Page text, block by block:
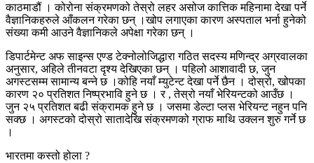
काठमाडौं । कोरोना संक्रमणको तेस्रो लहर असोज कात्तिक महिनामा देखा पर्ने
वैज्ञानिकहरुले आँकलन गरेका छन् ।खोप लगाएका कारण अस्पताल भर्ना हुनेको
संख्या कमी आउने वैज्ञानिकले अपेक्षा गरेका छन् ।
डिपार्टमेन्ट अफ साइन्स एण्ड टेक्नोलोजिद्धारा गठित सदस्य मणिन्द्र अग्रवालका
अनुसार, अहिले तीनवटा दृश्य देखिएका छन् । पहिलो आशावादी छ, जुन
अगस्टसम्म सामान्य बन्ने छ ।कोहि नयाँ म्युटेन्ट देखा पर्ने छैन । दोस्रो, खोपका
कारण २० प्रतिशत निष्प्रभावि हुने छ । र , तेस्रो नयाँ भेरियन्टको आउँछ ।
जुन २५ प्रतिशत बढी संक्रामक हुने छ । जसमा डेल्टा प्लस भेरियन्ट नहुन पनि
सक्छ । अगस्टको दोस्रो सातादेखि संक्रमणको ग्राफ माथि उक्लन शुरु गर्ने छ
।
भारतमा कस्तो होला ?